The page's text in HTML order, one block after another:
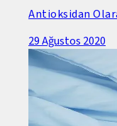
Antioksidan
29 Ağustos 2020